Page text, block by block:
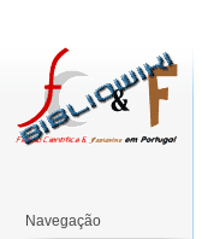
Navegação